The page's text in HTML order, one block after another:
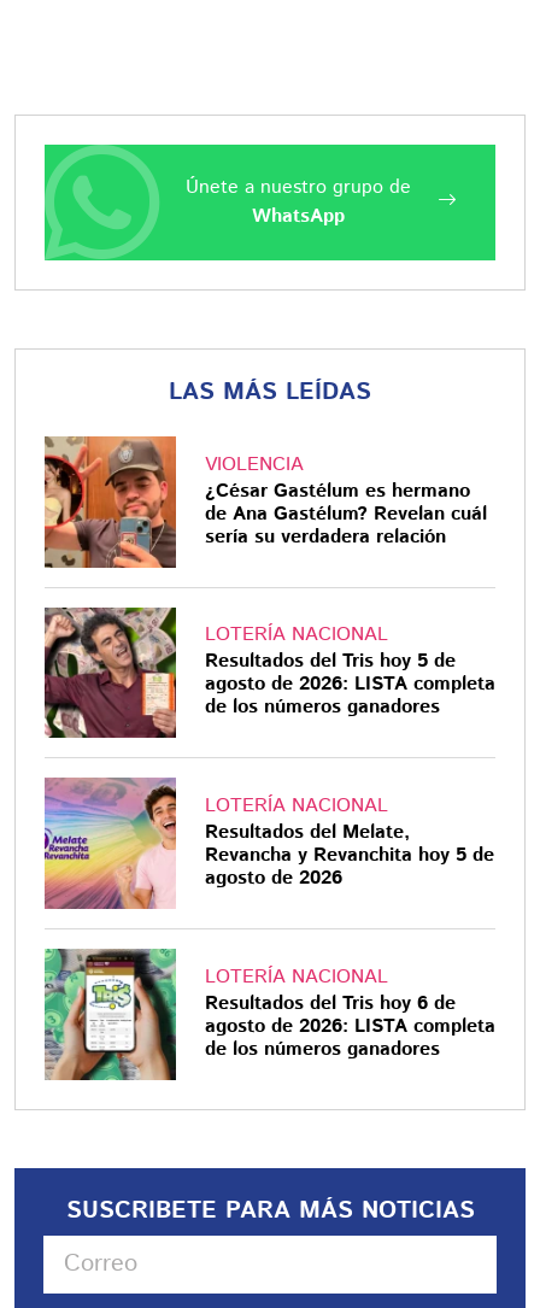
Únete a nuestro grupo de
WhatsApp
LAS MÁS LEÍDAS
VIOLENCIA
¿César Gastélum es hermano
de Ana Gastélum? Revelan cuál
sería su verdadera relación
LOTERÍA NACIONAL
Resultados del Tris hoy 5 de
agosto de 2026: LISTA completa
de los números ganadores
LOTERÍA NACIONAL
Resultados del Melate,
Revancha y Revanchita hoy 5 de
agosto de 2026
LOTERÍA NACIONAL
Resultados del Tris hoy 6 de
agosto de 2026: LISTA completa
de los números ganadores
SUSCRIBETE PARA MÁS NOTICIAS